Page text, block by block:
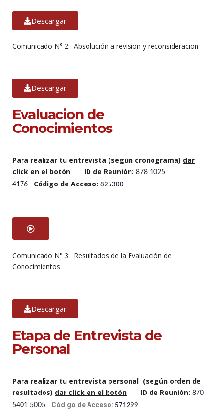
Descargar
Comunicado N° 2: Absolución a revision y reconsideracion
Descargar
Evaluacion de
Conocimientos
Para realizar tu entrevista (según cronograma) dar
click en el botón ID de Reunión: 878 1025
4176
Código de Acceso: 825300
Comunicado N° 3: Resultados de la Evaluación de
Conocimientos
Descargar
Etapa de Entrevista de
Personal
Para realizar tu entrevista personal (según orden de
resultados) dar click en el botón ID de Reunión: 870
5401 5005
Código de Acceso: 571299